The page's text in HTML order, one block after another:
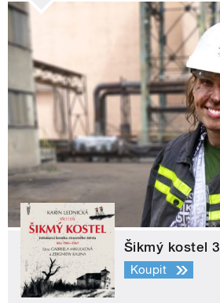
Šikmý kostel 3
Koupit